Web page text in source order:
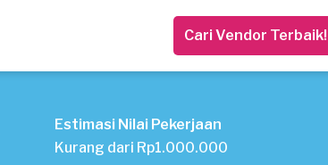
Cari Vendor Terbaik!
Estimasi Nilai Pekerjaan
Kurang dari Rp1.000.000